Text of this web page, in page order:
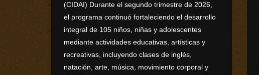
(CIDAI) Durante el segundo trimestre de 2026,
el programa continuó fortaleciendo el desarrollo
integral de 105 niños, niñas y adolescentes
mediante actividades educativas, artísticas y
recreativas, incluyendo clases de inglés,
natación, arte, música, movimiento corporal y